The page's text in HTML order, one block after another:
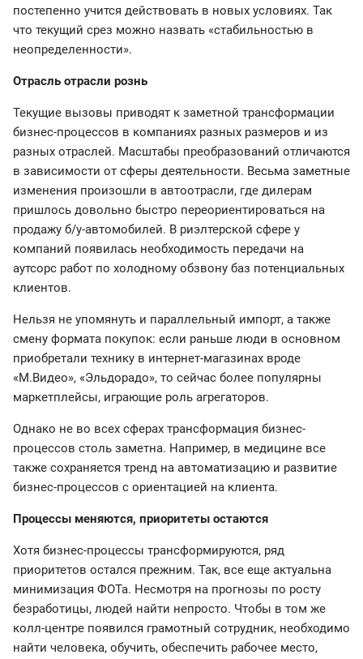
постепенно учится действовать в новых условиях. Так
что текущий срез можно назвать «стабильностью в
неопределенности».
Отрасль отрасли рознь
Текущие вызовы приводят к заметной трансформации
бизнес-процессов в компаниях разных размеров и из
разных отраслей. Масштабы преобразований отличаются
в зависимости от сферы деятельности. Весьма заметные
изменения произошли в автоотрасли, где дилерам
пришлось довольно быстро переориентироваться на
продажу б/у-автомобилей. В риэлтерской сфере у
компаний появилась необходимость передачи на
аутсорс работ по холодному обзвону баз потенциальных
клиентов.
Нельзя не упомянуть и параллельный импорт, а также
смену формата покупок: если раньше люди в основном
приобретали технику в интернет-магазинах вроде
«М.Видео», «Эльдорадо», то сейчас более популярны
маркетплейсы, играющие роль агрегаторов.
Однако не во всех сферах трансформация бизнес-
процессов столь заметна. Например, в медицине все
также сохраняется тренд на автоматизацию и развитие
бизнес-процессов с ориентацией на клиента.
Процессы меняются, приоритеты остаются
Хотя бизнес-процессы трансформируются, ряд
приоритетов остался прежним. Так, все еще актуальна
минимизация ФОТа. Несмотря на прогнозы по росту
безработицы, людей найти непросто. Чтобы в том же
колл-центре появился грамотный сотрудник, необходимо
найти человека, обучить, обеспечить рабочее место,